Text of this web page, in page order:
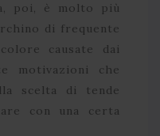
poi, è molto più
di frequente
causate dai
motivazioni che
scelta di tende
con una certa